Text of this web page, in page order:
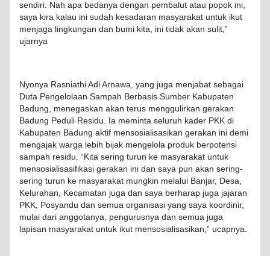
sendiri. Nah apa bedanya dengan pembalut atau popok ini,
saya kira kalau ini sudah kesadaran masyarakat untuk ikut
menjaga lingkungan dan bumi kita, ini tidak akan sulit,”
ujarnya
Nyonya Rasniathi Adi Arnawa, yang juga menjabat sebagai
Duta Pengelolaan Sampah Berbasis Sumber Kabupaten
Badung, menegaskan akan terus menggulirkan gerakan
Badung Peduli Residu. Ia meminta seluruh kader PKK di
Kabupaten Badung aktif mensosialisasikan gerakan ini demi
mengajak warga lebih bijak mengelola produk berpotensi
sampah residu. “Kita sering turun ke masyarakat untuk
mensosialisasifikasi gerakan ini dan saya pun akan sering-
sering turun ke masyarakat mungkin melalui Banjar, Desa,
Kelurahan, Kecamatan juga dan saya berharap juga jajaran
PKK, Posyandu dan semua organisasi yang saya koordinir,
mulai dari anggotanya, pengurusnya dan semua juga
lapisan masyarakat untuk ikut mensosialisasikan,” ucapnya.